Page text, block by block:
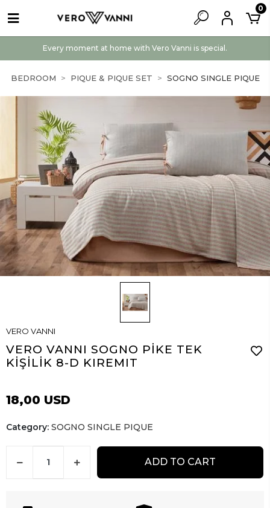
Every moment at home with Vero Vanni is special.
0
BEDROOM PIQUE & PIQUE SET SOGNO SINGLE PIQUE
VERO VANNI
VERO VANNI SOGNO PİKE TEK
KİŞİLİK 8-D KIREMIT
18,00 USD
Category: SOGNO SINGLE PIQUE
ADD TO CART